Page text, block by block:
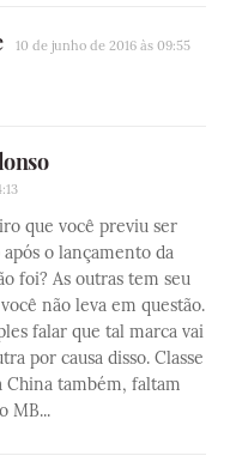
10 de junho de 2016 às 09:55
que você previu ser
o lançamento da
foi? As outras tem seu
não leva em questão.
falar que tal marca vai
por causa disso. Classe
China também, faltam
MB...